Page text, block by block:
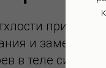
при
и заметная
в теле силоса;